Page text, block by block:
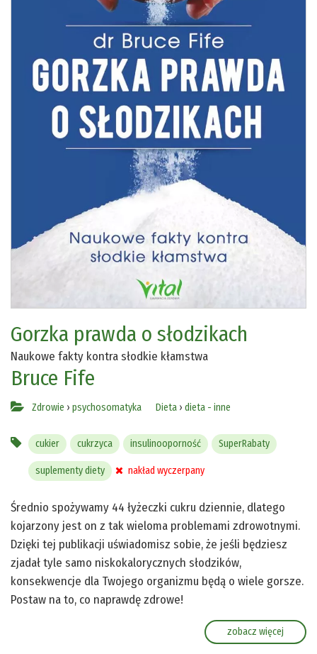
Gorzka prawda o słodzikach
Naukowe fakty kontra słodkie kłamstwa
Bruce Fife
Zdrowie › psychosomatyka Dieta › dieta - inne
cukier cukrzyca insulinooporność SuperRabaty
suplementy diety nakład wyczerpany
Średnio spożywamy 44 łyżeczki cukru dziennie, dlatego
kojarzony jest on z tak wieloma problemami zdrowotnymi.
Dzięki tej publikacji uświadomisz sobie, że jeśli będziesz
zjadał tyle samo niskokalorycznych słodzików,
konsekwencje dla Twojego organizmu będą o wiele gorsze.
Postaw na to, co naprawdę zdrowe!
zobacz więcej